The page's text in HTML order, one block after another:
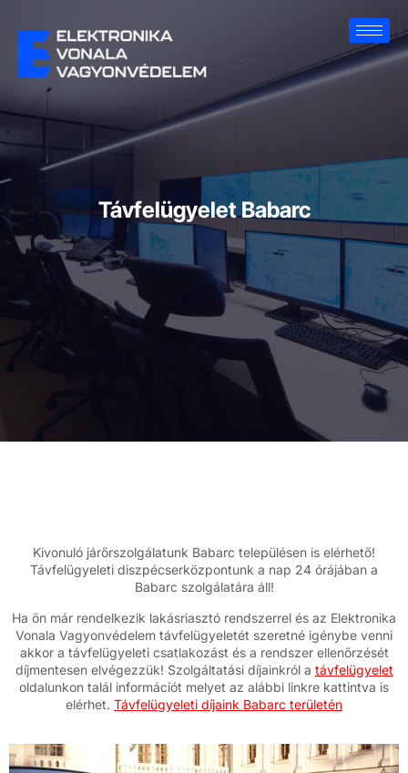
Távfelügyelet Babarc
Kivonuló járőrszolgálatunk Babarc településen is elérhető!
Távfelügyeleti diszpécserközpontunk a nap 24 órájában a
Babarc szolgálatára áll!
Ha ön már rendelkezik lakásriasztó rendszerrel és az Elektronika
Vonala Vagyonvédelem távfelügyeletét szeretné igénybe venni
akkor a távfelügyeleti csatlakozást és a rendszer ellenőrzését
díjmentesen elvégezzük! Szolgáltatási díjainkról a távfelügyelet
oldalunkon talál információt melyet az alábbi linkre kattintva is
elérhet. Távfelügyeleti díjaink Babarc területén